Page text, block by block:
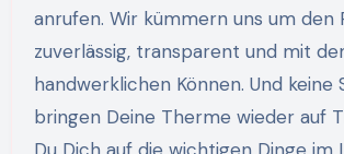
anrufen. Wir kümmern uns um den
zuverlässig, transparent und mit
handwerklichen Können. Und keine
bringen Deine Therme wieder auf